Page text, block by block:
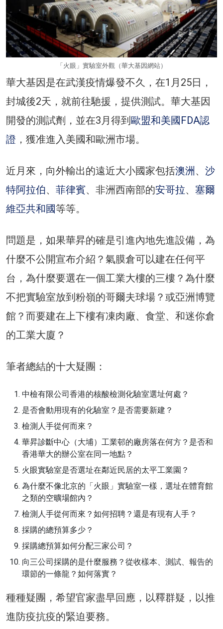
「火眼」實驗室外觀（華大基因網站）
華大基因是在武漢疫情爆發不久，在1月25日，
封城後2天，就前往馳援，提供測試。華大基因
開發的測試劑，並在3月得到 歐盟和美國FDA認
證 ，獲准進入美國和歐洲市場。
近月來，向外輸出的遠近大小國家包括澳洲 、 沙
特阿拉伯、 菲律賓、非洲西南部的安哥拉、 塞爾
維亞共和國等等。
問題是，如果華昇的確是引進內地先進設備，為
什麼不公開宣布介紹？氣膜倉可以建在任何平
台，為什麼要選在一個工業大樓的三樓？為什麼
不把實驗室放到粉嶺的哥爾夫球場？或亞洲博覽
館？而要建在上下樓有凍肉廠、食堂、和迷你倉
的工業大廈？
筆者總結的十大疑團：
中檢有限公司香港的核酸檢測化驗室選址何處？
是否會動用現有的化驗室？是否需要新建？
檢測人手從何而來？
華昇診斷中心（大埔）工業邨的廠房落在何方？是否和
香港華大的辦公室在同一地點？
火眼實驗室是否選址在鄰近民居的太平工業園？
為什麼不像北京的「火眼」實驗室一樣，選址在體育館
之類的空曠場館內？
檢測人手從何而來？如何招聘？還是有現有人手？
採購的總預算多少？
採購總預算如何分配三家公司？
向三公司採購的是什麼服務？從收樣本、測試、報告的
環節的一條龍？如何落實？
種種疑團，希望官家盡早回應，以釋群疑，以推
進防疫抗疫的緊迫要務。